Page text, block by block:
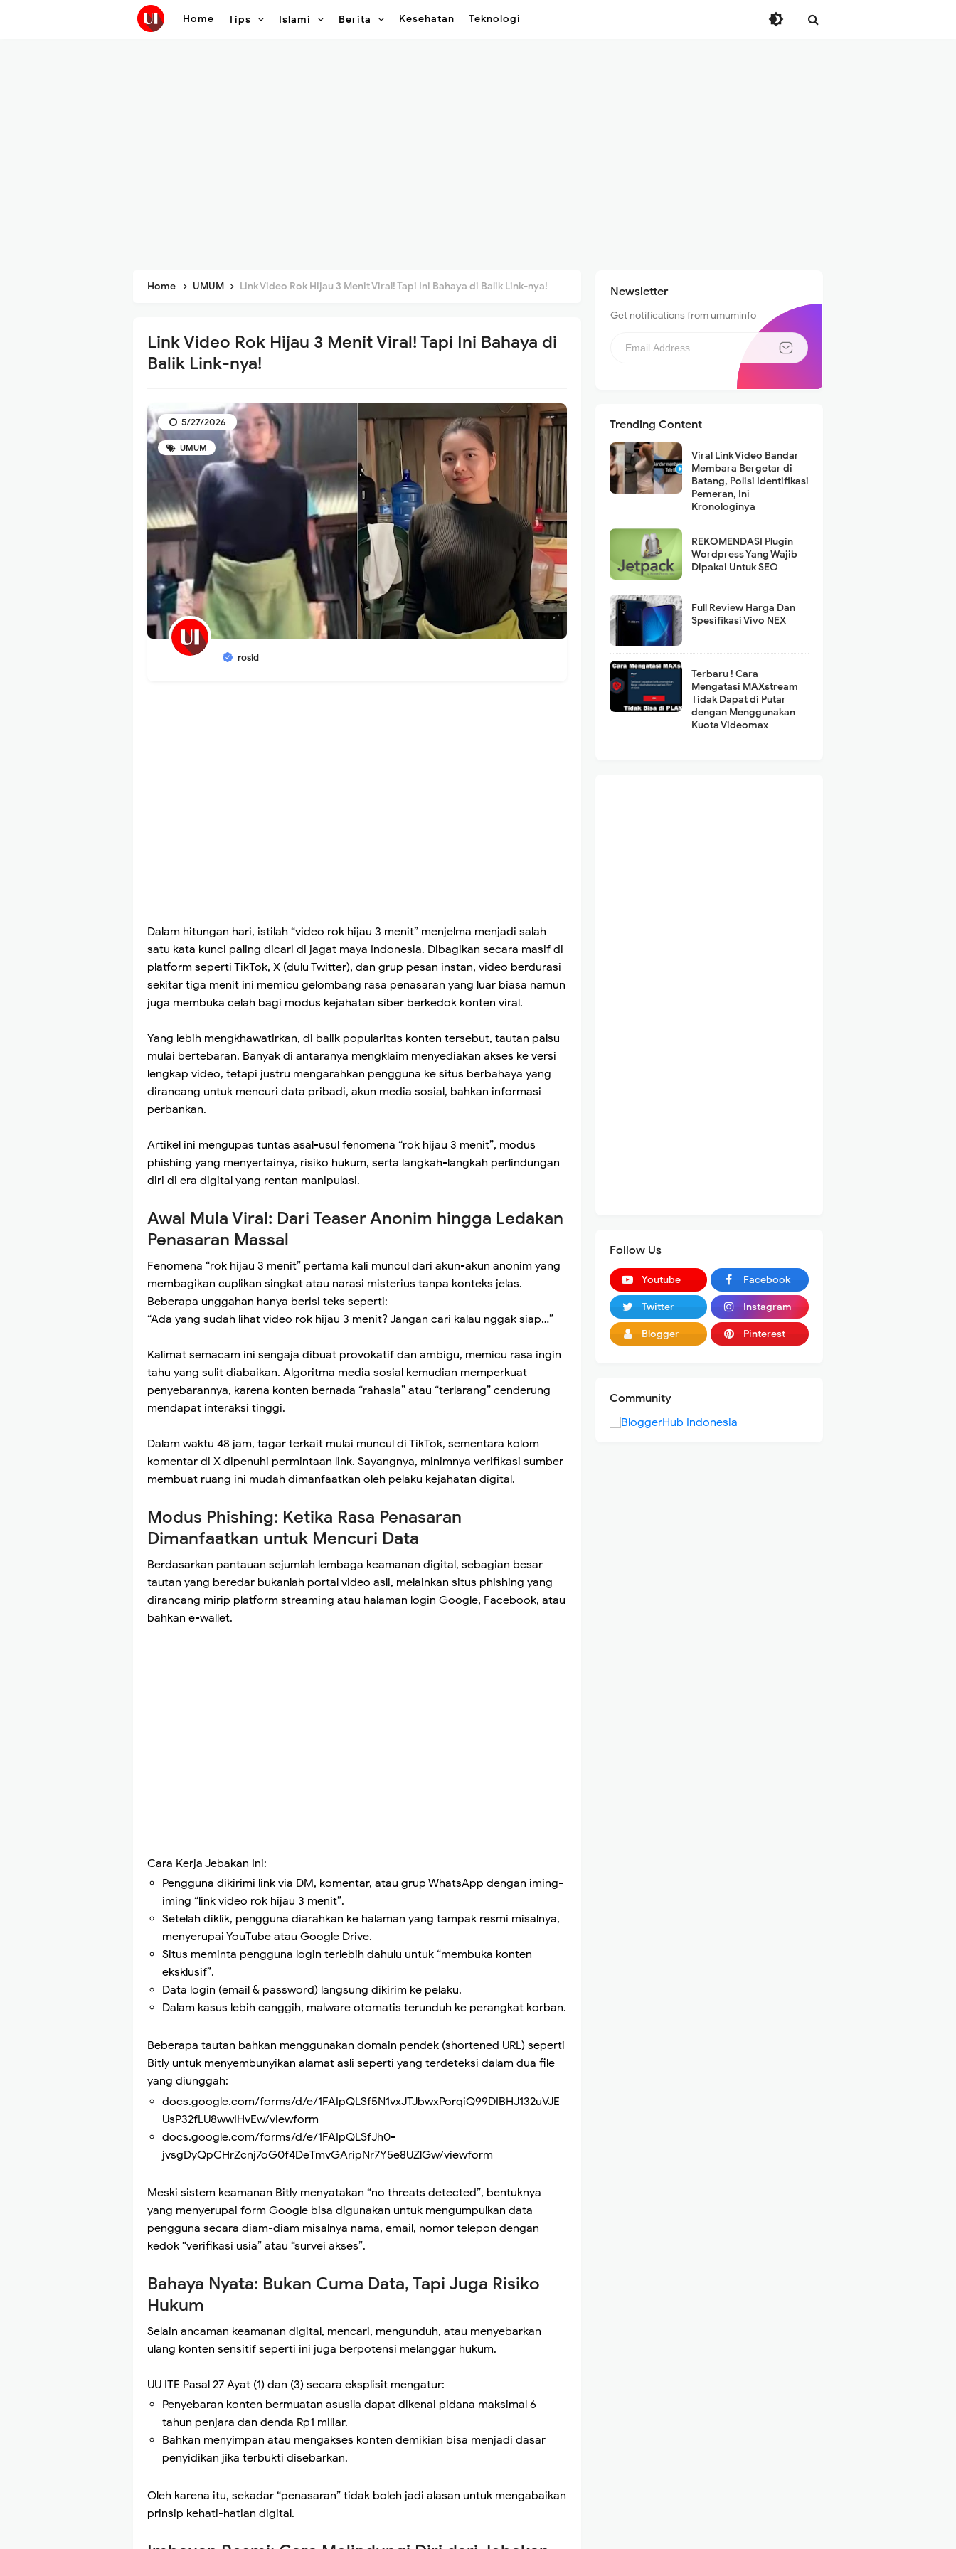
Home Tips Islami Berita Kesehatan Teknologi
Home UMUM Link Video Rok Hijau 3 Menit Viral! Tapi Ini Bahaya di Balik Link-nya!
Link Video Rok Hijau 3 Menit Viral! Tapi Ini Bahaya di
Balik Link-nya!
UMUM
rosid
5/27/2026
Dalam hitungan hari, istilah “video rok hijau 3 menit” menjelma menjadi salah
satu kata kunci paling dicari di jagat maya Indonesia. Dibagikan secara masif di
platform seperti TikTok, X (dulu Twitter), dan grup pesan instan, video berdurasi
sekitar tiga menit ini memicu gelombang rasa penasaran yang luar biasa namun
juga membuka celah bagi modus kejahatan siber berkedok konten viral.
Yang lebih mengkhawatirkan, di balik popularitas konten tersebut, tautan palsu
mulai bertebaran. Banyak di antaranya mengklaim menyediakan akses ke versi
lengkap video, tetapi justru mengarahkan pengguna ke situs berbahaya yang
dirancang untuk mencuri data pribadi, akun media sosial, bahkan informasi
perbankan.
Artikel ini mengupas tuntas asal-usul fenomena “rok hijau 3 menit”, modus
phishing yang menyertainya, risiko hukum, serta langkah-langkah perlindungan
diri di era digital yang rentan manipulasi.
Awal Mula Viral: Dari Teaser Anonim hingga Ledakan
Penasaran Massal
Fenomena “rok hijau 3 menit” pertama kali muncul dari akun-akun anonim yang
membagikan cuplikan singkat atau narasi misterius tanpa konteks jelas.
Beberapa unggahan hanya berisi teks seperti:
“Ada yang sudah lihat video rok hijau 3 menit? Jangan cari kalau nggak siap…”
Kalimat semacam ini sengaja dibuat provokatif dan ambigu, memicu rasa ingin
tahu yang sulit diabaikan. Algoritma media sosial kemudian memperkuat
penyebarannya, karena konten bernada “rahasia” atau “terlarang” cenderung
mendapat interaksi tinggi.
Dalam waktu 48 jam, tagar terkait mulai muncul di TikTok, sementara kolom
komentar di X dipenuhi permintaan link. Sayangnya, minimnya verifikasi sumber
membuat ruang ini mudah dimanfaatkan oleh pelaku kejahatan digital.
Modus Phishing: Ketika Rasa Penasaran
Dimanfaatkan untuk Mencuri Data
Berdasarkan pantauan sejumlah lembaga keamanan digital, sebagian besar
tautan yang beredar bukanlah portal video asli, melainkan situs phishing yang
dirancang mirip platform streaming atau halaman login Google, Facebook, atau
bahkan e-wallet.
Cara Kerja Jebakan Ini:
Pengguna dikirimi link via DM, komentar, atau grup WhatsApp dengan iming-
iming “link video rok hijau 3 menit”.
Setelah diklik, pengguna diarahkan ke halaman yang tampak resmi misalnya,
menyerupai YouTube atau Google Drive.
Situs meminta pengguna login terlebih dahulu untuk “membuka konten
eksklusif”.
Data login (email & password) langsung dikirim ke pelaku.
Dalam kasus lebih canggih, malware otomatis terunduh ke perangkat korban.
Beberapa tautan bahkan menggunakan domain pendek (shortened URL) seperti
Bitly untuk menyembunyikan alamat asli seperti yang terdeteksi dalam dua file
yang diunggah:
docs.google.com/forms/d/e/1FAIpQLSf5N1vxJTJbwxPorqiQ99DIBHJ132uVJE
UsP32fLU8wwIHvEw/viewform
docs.google.com/forms/d/e/1FAIpQLSfJh0-
jvsgDyQpCHrZcnj7oG0f4DeTmvGAripNr7Y5e8UZlGw/viewform
Meski sistem keamanan Bitly menyatakan “no threats detected”, bentuknya
yang menyerupai form Google bisa digunakan untuk mengumpulkan data
pengguna secara diam-diam misalnya nama, email, nomor telepon dengan
kedok “verifikasi usia” atau “survei akses”.
Bahaya Nyata: Bukan Cuma Data, Tapi Juga Risiko
Hukum
Selain ancaman keamanan digital, mencari, mengunduh, atau menyebarkan
ulang konten sensitif seperti ini juga berpotensi melanggar hukum.
UU ITE Pasal 27 Ayat (1) dan (3) secara eksplisit mengatur:
Penyebaran konten bermuatan asusila dapat dikenai pidana maksimal 6
tahun penjara dan denda Rp1 miliar.
Bahkan menyimpan atau mengakses konten demikian bisa menjadi dasar
penyidikan jika terbukti disebarkan.
Oleh karena itu, sekadar “penasaran” tidak boleh jadi alasan untuk mengabaikan
prinsip kehati-hatian digital.
Newsletter
Get notifications from umuminfo
Trending Content
Viral Link Video Bandar
Membara Bergetar di
Batang, Polisi Identifikasi
Pemeran, Ini
Kronologinya
REKOMENDASI Plugin
Wordpress Yang Wajib
Dipakai Untuk SEO
Full Review Harga Dan
Spesifikasi Vivo NEX
Terbaru ! Cara
Mengatasi MAXstream
Tidak Dapat di Putar
dengan Menggunakan
Kuota Videomax
Follow Us
Youtube Facebook
Twitter Instagram
Blogger Pinterest
Community